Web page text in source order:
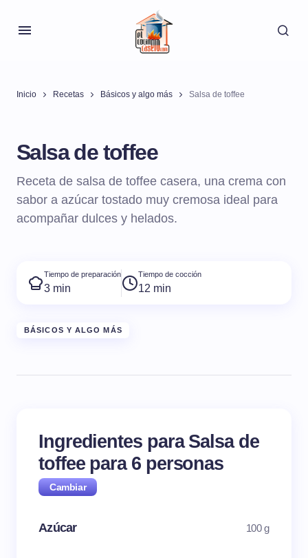
Inicio Recetas Básicos y algo más Salsa de toffee
Salsa de toffee
Receta de salsa de toffee casera, una crema con
sabor a azúcar tostado muy cremosa ideal para
acompañar dulces y helados.
Tiempo de preparación
3 min
Tiempo de cocción
12 min
BÁSICOS Y ALGO MÁS
Ingredientes para Salsa de
toffee para6 personas
Azúcar 100 g